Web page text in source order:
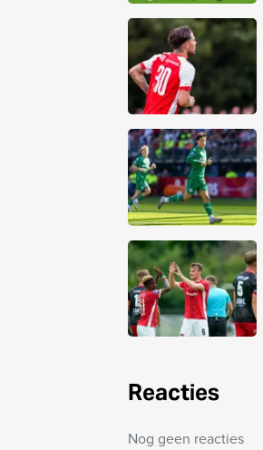
Reacties
Nog geen reacties